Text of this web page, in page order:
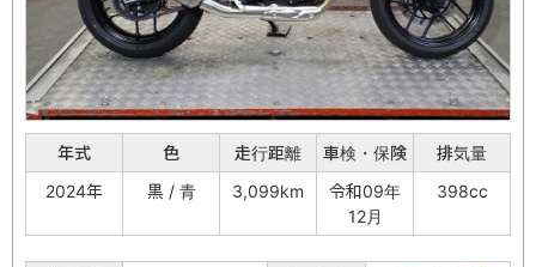
年式 色 走行距離 車検・保険
排気量
2024年
黒 / 青 3,099km
令和09年
12月
398cc